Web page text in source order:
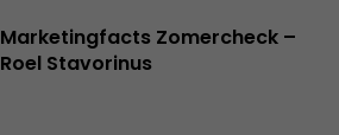
Marketingfacts Zomercheck –
Roel Stavorinus